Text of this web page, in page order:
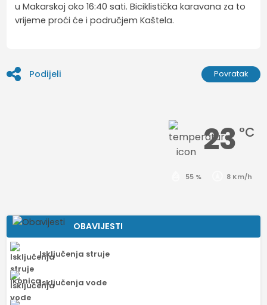
u Makarskoj oko 16:40 sati. Biciklistička karavana za to
vrijeme proći će i područjem Kaštela.
Podijeli Povratak
23 °C
55 % 8 Km/h
OBAVIJESTI
Isključenja struje
Isključenja vode